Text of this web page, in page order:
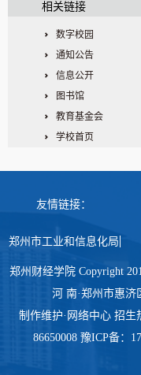
相关链接
数字校园
通知公告
信息公开
图书馆
教育基金会
学校首页
友情链接：
郑州市工业和信息化局
郑州财经学院 Copyright
河 南·郑州市惠
制作维护·网络中心 招生
86650008 豫ICP备：